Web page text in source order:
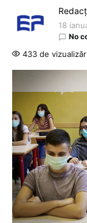
18
No
433 de